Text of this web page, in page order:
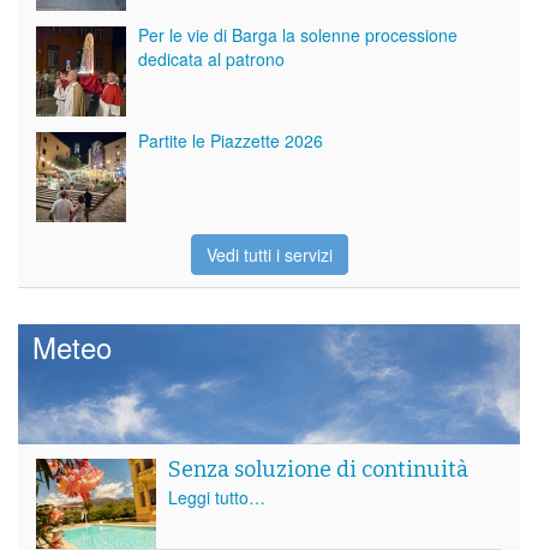
Per le vie di Barga la solenne processione
dedicata al patrono
Partite le Piazzette 2026
Vedi tutti i servizi
Meteo
Senza soluzione di continuità
Leggi tutto…